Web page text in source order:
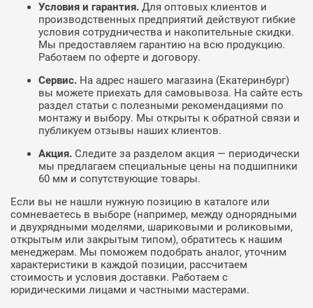
Условия и гарантия. Для оптовых клиентов и
производственных предприятий действуют гибкие
условия сотрудничества и накопительные скидки.
Мы предоставляем гарантию на всю продукцию.
Работаем по оферте и договору.
Сервис. На адрес нашего магазина (Екатеринбург)
вы можете приехать для самовывоза. На сайте есть
раздел статьи с полезными рекомендациями по
монтажу и выбору. Мы открыты к обратной связи и
публикуем отзывы наших клиентов.
Акция. Следите за разделом акция — периодически
мы предлагаем специальные цены на подшипники
60 мм и сопутствующие товары.
Если вы не нашли нужную позицию в каталоге или
сомневаетесь в выборе (например, между однорядными
и двухрядными моделями, шариковыми и роликовыми,
открытым или закрытым типом), обратитесь к нашим
менеджерам. Мы поможем подобрать аналог, уточним
характеристики в каждой позиции, рассчитаем
стоимость и условия доставки. Работаем с
юридическими лицами и частными мастерами.